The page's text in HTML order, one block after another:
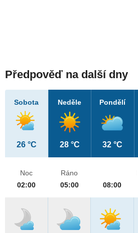
Předpověď na další dny
Sobota
26 °C
Neděle
28 °C
Pondělí
32 °C
Noc
02:00
Ráno
05:00
08:00